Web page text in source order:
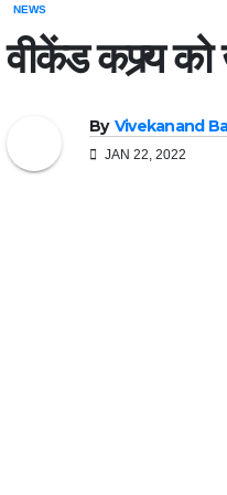
NEWS
वीकेंड कफ्र्य
By Vivekanand
JAN 22, 2022